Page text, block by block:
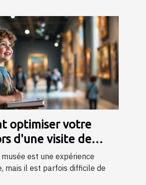
optimiser votre
d'une visite de
est une expérience
mais il est parfois difficile de